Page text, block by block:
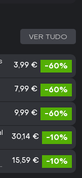
VER TUDO
3,99 € -60%
7,99 € -60%
9,99 € -60%
30,14 € -10%
15,59 € -10%